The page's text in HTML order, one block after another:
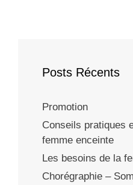
Posts Récents
Promotion
Conseils pratiques
femme enceinte
Les besoins de la
Chorégraphie –